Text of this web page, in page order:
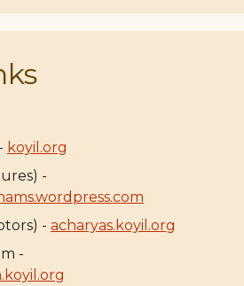
koyil.org
-
- acharyas.koyil.org
-